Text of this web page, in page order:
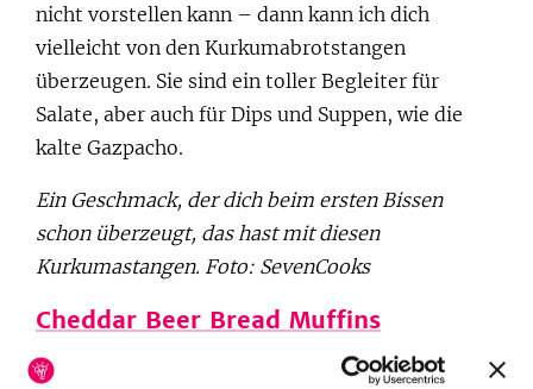
nicht vorstellen kann – dann kann ich dich
vielleicht von den Kurkumabrotstangen
überzeugen. Sie sind ein toller Begleiter für
Salate, aber auch für Dips und Suppen, wie die
kalte Gazpacho.
Ein Geschmack, der dich beim ersten Bissen
schon überzeugt, das hast mit diesen
Kurkumastangen. Foto: SevenCooks
Cheddar Beer Bread Muffins
Damit kannst du bei den Männern in der